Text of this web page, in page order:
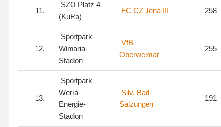
11.
SZO Platz 4
(KuRa)
FC CZ Jena III 258
12.
Sportpark
Wimaria-
Stadion
VfB
Oberweimar
255
13.
Sportpark
Werra-
Energie-
Stadion
Silv. Bad
Salzungen
191